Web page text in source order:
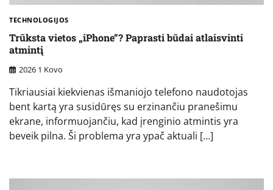
TECHNOLOGIJOS
Trūksta vietos „iPhone“? Paprasti būdai atlaisvinti
atmintį
2026 1 Kovo
Tikriausiai kiekvienas išmaniojo telefono naudotojas
bent kartą yra susidūręs su erzinančiu pranešimu
ekrane, informuojančiu, kad įrenginio atmintis yra
beveik pilna. Ši problema yra ypač aktuali […]